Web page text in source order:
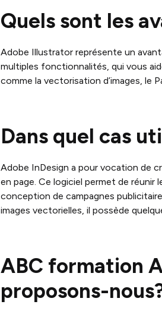
Quels sont les
Adobe Illustrator représente un
multiples fonctionnalités, qui vous
comme la vectorisation d’images, le
Dans quel cas
Adobe InDesign a pour vocation de
en page. Ce logiciel permet de
conception de campagnes
images vectorielles, il possède
ABC formation
proposons-